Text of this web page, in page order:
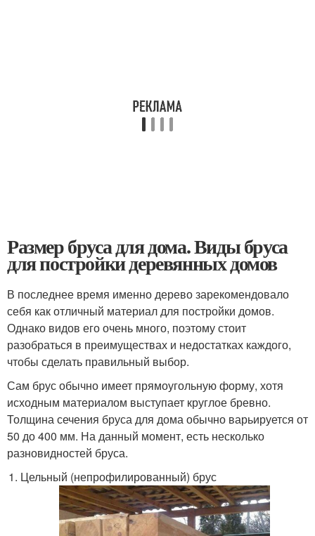
Размер бруса для дома. Виды бруса
для постройки деревянных домов
В последнее время именно дерево зарекомендовало
себя как отличный материал для постройки домов.
Однако видов его очень много, поэтому стоит
разобраться в преимуществах и недостатках каждого,
чтобы сделать правильный выбор.
Сам брус обычно имеет прямоугольную форму, хотя
исходным материалом выступает круглое бревно.
Толщина сечения бруса для дома обычно варьируется от
50 до 400 мм. На данный момент, есть несколько
разновидностей бруса.
Цельный (непрофилированный) брус